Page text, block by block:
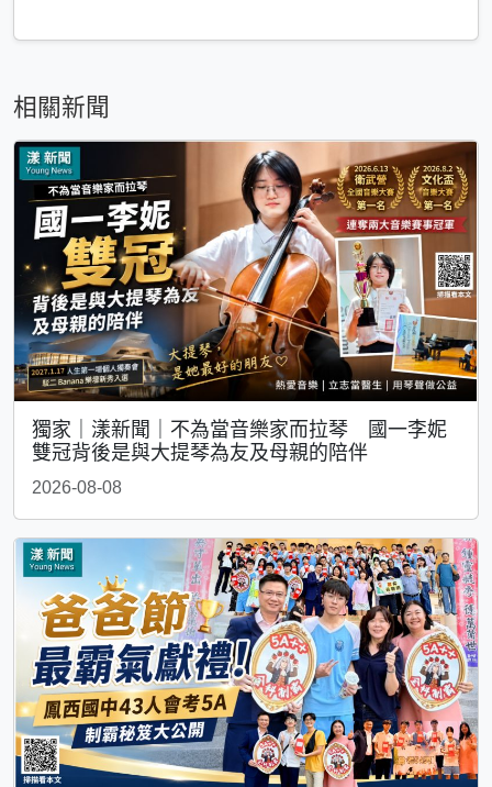
相關新聞
獨家｜漾新聞｜不為當音樂家而拉琴 國一李妮
雙冠背後是與大提琴為友及母親的陪伴
2026-08-08